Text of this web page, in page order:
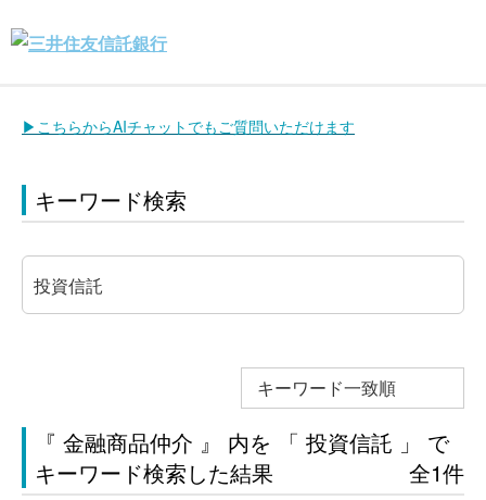
▶こちらからAIチャットでもご質問いただけます
キーワード検索
キーワード一致順
『 金融商品仲介 』 内を 「 投資信託 」 で
キーワード検索した結果
全1件